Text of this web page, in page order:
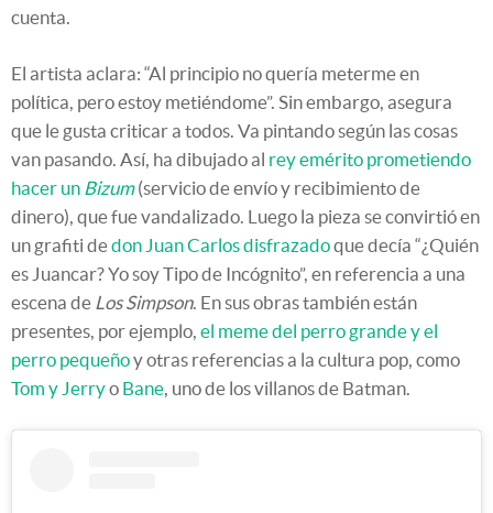
cuenta.
El artista aclara: “Al principio no quería meterme en
política, pero estoy metiéndome”. Sin embargo, asegura
que le gusta criticar a todos. Va pintando según las cosas
van pasando. Así, ha dibujado al rey emérito prometiendo
hacer un Bizum(servicio de envío y recibimiento de
dinero), que fue vandalizado. Luego la pieza se convirtió en
un grafiti dedon Juan Carlos disfrazadoque decía “¿Quién
es Juancar? Yo soy Tipo de Incógnito”, en referencia a una
escena de Los Simpson. En sus obras también están
presentes, por ejemplo, el meme del perro grande y el
perro pequeñoy otras referencias a la cultura pop, como
Tom y Jerryo Bane , uno de los villanos de Batman.